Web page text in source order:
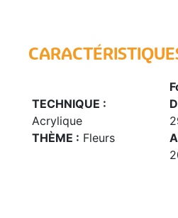
TECHNIQUE :
Acrylique
THÈME : Fleurs